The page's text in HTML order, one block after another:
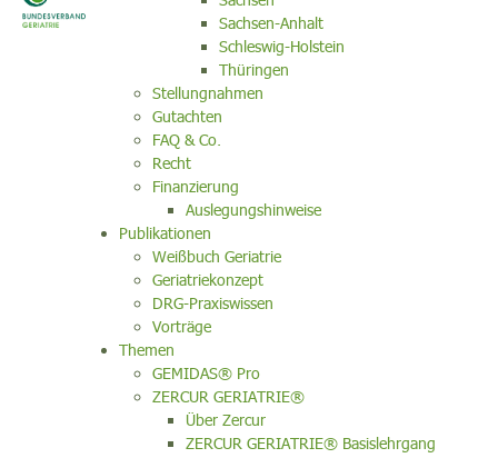
Sachsen-Anhalt
Schleswig-Holstein
Thüringen
Stellungnahmen
Gutachten
FAQ & Co.
Recht
Finanzierung
Auslegungshinweise
Publikationen
Weißbuch Geriatrie
Geriatriekonzept
DRG-Praxiswissen
Vorträge
Themen
GEMIDAS® Pro
ZERCUR GERIATRIE®
Über Zercur
ZERCUR GERIATRIE® Basislehrgang